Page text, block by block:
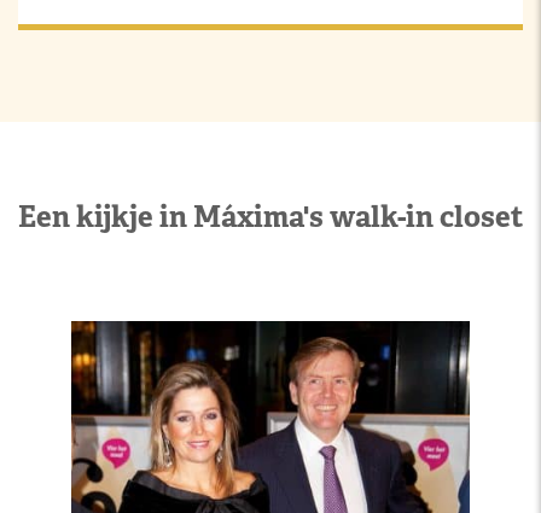
Een kijkje in Máxima's walk-in closet